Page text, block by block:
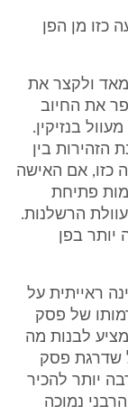
כזו מן הפן
מאד ולקצר את
את החיוב
בנזיקין.
בין
כזו, אם האישה
פתיחת
הרשלנות.
יותר בפן
ראייתית על
של פסק
לבנות מה
שדרגת פסק
יותר להכיר
נמוכה